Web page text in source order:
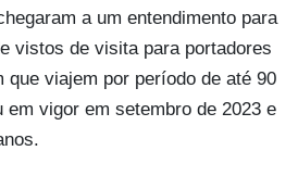
a um entendimento para
vistos de visita para portadores
que viajem por período de até 90
em vigor em setembro de 2023 e